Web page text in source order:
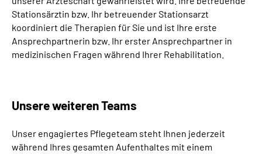
Stationsärztin bzw. Ihr betreuender Stationsarzt
koordiniert die Therapien für Sie und ist Ihre erste
Ansprechpartnerin bzw. Ihr erster Ansprechpartner in
medizinischen Fragen während Ihrer Rehabilitation.
Unsere weiteren Teams
Unser engagiertes Pflegeteam steht Ihnen jederzeit
während Ihres gesamten Aufenthaltes mit einem